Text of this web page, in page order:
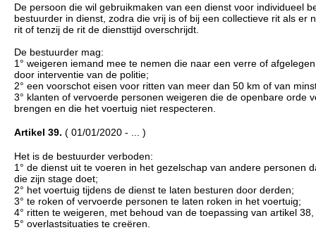
De persoon die wil gebruikmaken van een dienst voor individueel
bestuurder in dienst, zodra die vrij is of bij een collectieve rit als
rit of tenzij de rit de diensttijd overschrijdt.
De bestuurder mag:
1° weigeren iemand mee te nemen die naar een verre of
door interventie van de politie;
2° een voorschot eisen voor ritten van meer dan 50 km of van
3° klanten of vervoerde personen weigeren die de openbare
brengen en die het voertuig niet respecteren.
Artikel 39. ( 01/01/2020 - ... )
Het is de bestuurder verboden:
1° de dienst uit te voeren in het gezelschap van andere
die zijn stage doet;
2° het voertuig tijdens de dienst te laten besturen door derden;
3° te roken of vervoerde personen te laten roken in het voertuig;
4° ritten te weigeren, met behoud van de toepassing van artikel
5° overlastsituaties te creëren.